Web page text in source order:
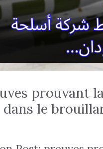
prouvant
le